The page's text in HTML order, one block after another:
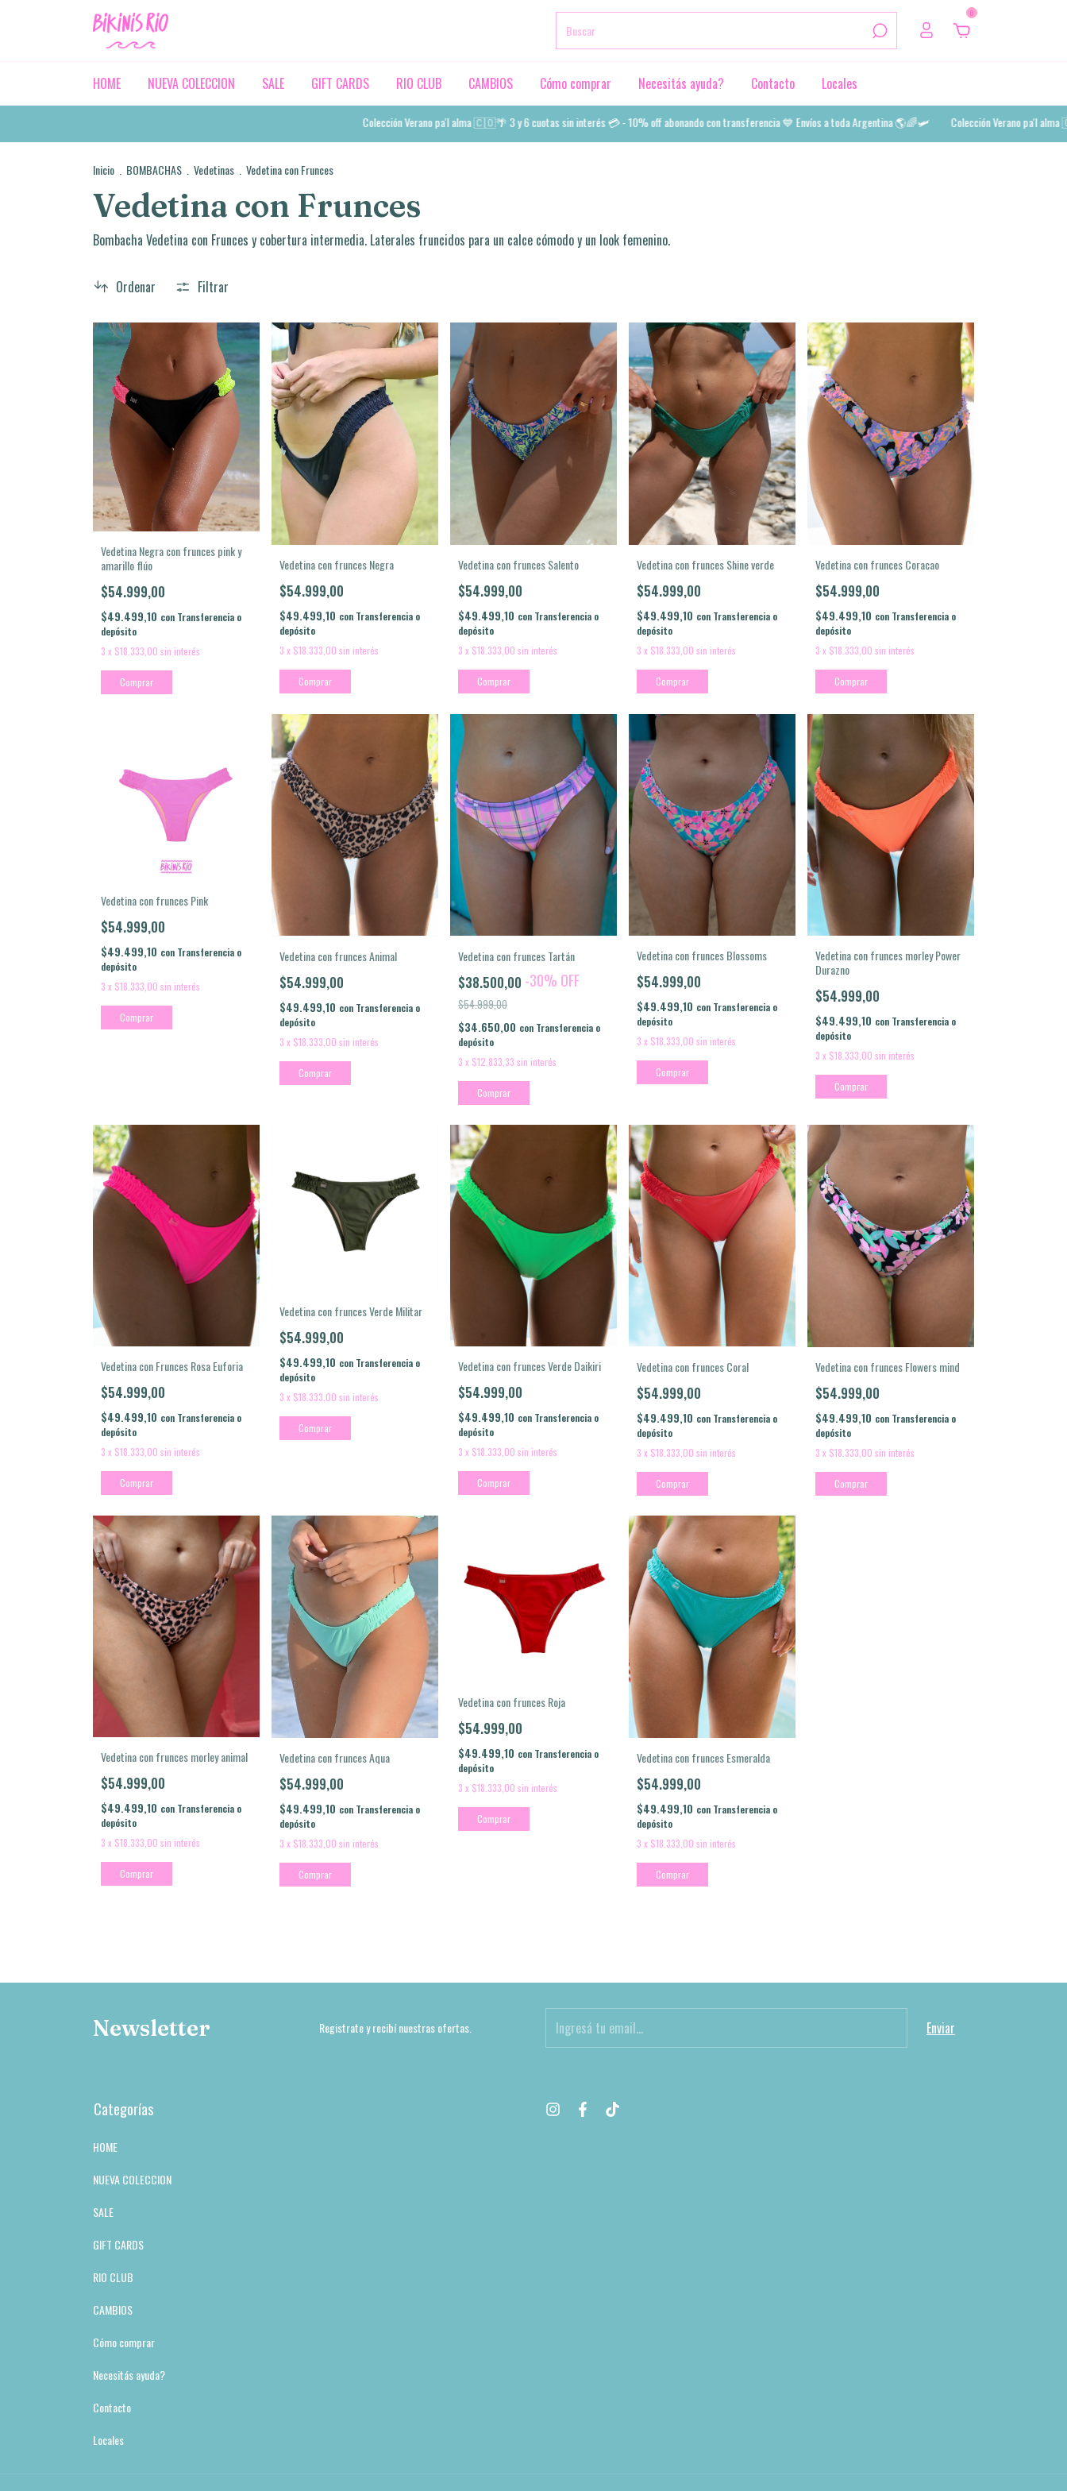
0
HOME NUEVA COLECCION SALE GIFT CARDS RIO CLUB CAMBIOS Cómo comprar Necesitás ayuda? Contacto Locales
Colección Verano pa'l alma 🇨🇴🌴 3 y 6 cuotas sin interés 💳 - 10% off abonando con transferencia 💙 Envíos a toda Argentina 🌎🌈🛩️ Colección Verano pa'l alma 🇨🇴🌴 3
Inicio BOMBACHAS Vedetinas Vedetina con Frunces
Vedetina con Frunces
Bombacha Vedetina con Frunces y cobertura intermedia. Laterales fruncidos para un calce cómodo y un look femenino.
Ordenar Filtrar
Vedetina Negra con frunces pink y
amarillo flúo
$54.999,00
$49.499,10 con Transferencia o
depósito
3 x $18.333,00 sin interés
Comprar
Vedetina con frunces Negra
$54.999,00
$49.499,10 con Transferencia o
depósito
3 x $18.333,00 sin interés
Comprar
Vedetina con frunces Salento
$54.999,00
$49.499,10 con Transferencia o
depósito
3 x $18.333,00 sin interés
Comprar
Vedetina con frunces Shine verde
$54.999,00
$49.499,10 con Transferencia o
depósito
3 x $18.333,00 sin interés
Comprar
Vedetina con frunces Coracao
$54.999,00
$49.499,10 con Transferencia o
depósito
3 x $18.333,00 sin interés
Comprar
Vedetina con frunces Pink
$54.999,00
$49.499,10 con Transferencia o
depósito
3 x $18.333,00 sin interés
Comprar
Vedetina con frunces Animal
$54.999,00
$49.499,10 con Transferencia o
depósito
3 x $18.333,00 sin interés
Comprar
Vedetina con frunces Tartán
$38.500,00 -30% OFF
$54.999,00
$34.650,00 con Transferencia o
depósito
3 x $12.833,33 sin interés
Comprar
Vedetina con frunces Blossoms
$54.999,00
$49.499,10 con Transferencia o
depósito
3 x $18.333,00 sin interés
Comprar
Vedetina con frunces morley Power
Durazno
$54.999,00
$49.499,10 con Transferencia o
depósito
3 x $18.333,00 sin interés
Comprar
Vedetina con Frunces Rosa Euforia
$54.999,00
$49.499,10 con Transferencia o
depósito
3 x $18.333,00 sin interés
Comprar
Vedetina con frunces Verde Militar
$54.999,00
$49.499,10 con Transferencia o
depósito
3 x $18.333,00 sin interés
Comprar
Vedetina con frunces Verde Daikiri
$54.999,00
$49.499,10 con Transferencia o
depósito
3 x $18.333,00 sin interés
Comprar
Vedetina con frunces Coral
$54.999,00
$49.499,10 con Transferencia o
depósito
3 x $18.333,00 sin interés
Comprar
Vedetina con frunces Flowers mind
$54.999,00
$49.499,10 con Transferencia o
depósito
3 x $18.333,00 sin interés
Comprar
Vedetina con frunces morley animal
$54.999,00
$49.499,10 con Transferencia o
depósito
3 x $18.333,00 sin interés
Comprar
Vedetina con frunces Aqua
$54.999,00
$49.499,10 con Transferencia o
depósito
3 x $18.333,00 sin interés
Comprar
Vedetina con frunces Roja
$54.999,00
$49.499,10 con Transferencia o
depósito
3 x $18.333,00 sin interés
Comprar
Vedetina con frunces Esmeralda
$54.999,00
$49.499,10 con Transferencia o
depósito
3 x $18.333,00 sin interés
Comprar
Newsletter Registrate y recibí nuestras ofertas.
Categorías
HOME
NUEVA COLECCION
SALE
GIFT CARDS
RIO CLUB
CAMBIOS
Cómo comprar
Necesitás ayuda?
Contacto
Locales